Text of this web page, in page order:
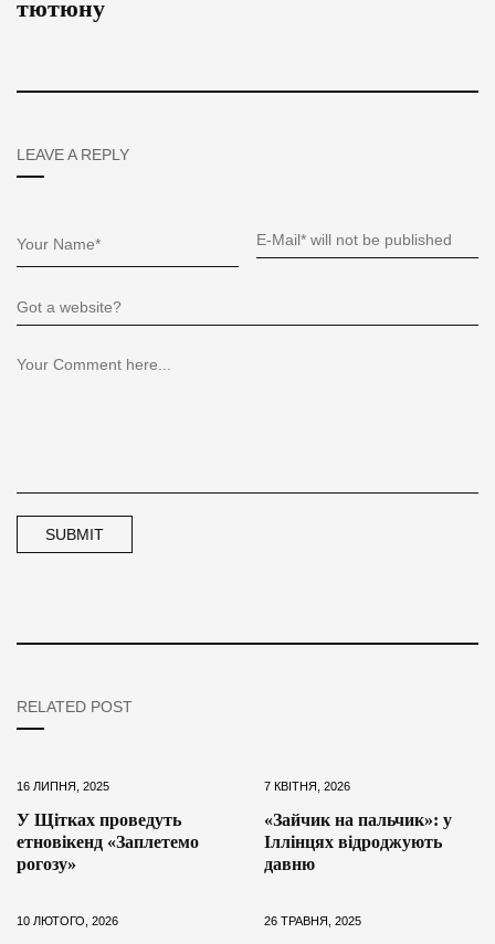
тютюну
LEAVE A REPLY
RELATED POST
16 ЛИПНЯ, 2025
У Щітках проведуть
етновікенд «Заплетемо
рогозу»
7 КВІТНЯ, 2026
«Зайчик на пальчик»: у
Іллінцях відроджують
давню
10 ЛЮТОГО, 2026 26 ТРАВНЯ, 2025